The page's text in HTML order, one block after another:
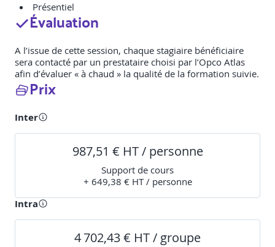
Présentiel
Évaluation
A l’issue de cette session, chaque stagiaire bénéficiaire
sera contacté par un prestataire choisi par l’Opco Atlas
afin d’évaluer « à chaud » la qualité de la formation suivie.
Prix
Inter
987,51 € HT / personne
Support de cours
+ 649,38 € HT / personne
Intra
4 702,43 € HT / groupe